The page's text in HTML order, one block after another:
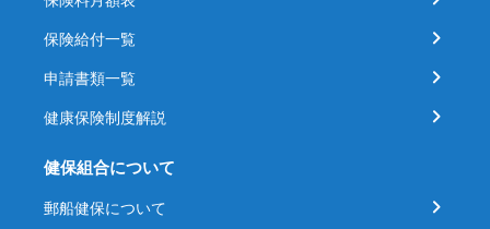
保険給付一覧
申請書類一覧
健康保険制度解説
健保組合について
郵船健保について